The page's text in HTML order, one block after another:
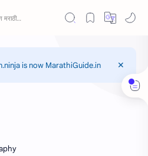
is now MarathiGuide.in